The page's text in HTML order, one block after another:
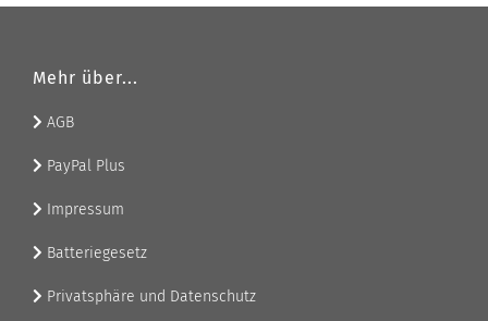
Mehr über...
AGB
PayPal Plus
Impressum
Batteriegesetz
Privatsphäre und Datenschutz